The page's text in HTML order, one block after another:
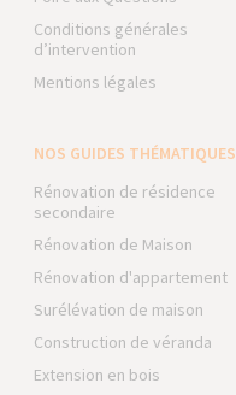
Conditions générales
d’intervention
Mentions légales
NOS GUIDES THÉMATIQUES
Rénovation de résidence
secondaire
Rénovation de Maison
Rénovation d'appartement
Surélévation de maison
Construction de véranda
Extension en bois